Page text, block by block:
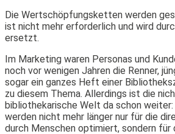
Die Wertschöpfungsketten werden
ist nicht mehr erforderlich und wird
ersetzt.
Im Marketing waren Personas und
noch vor wenigen Jahren die Renner,
sogar ein ganzes Heft einer
zu diesem Thema. Allerdings ist die
bibliothekarische Welt da schon
werden nicht mehr länger nur für die
durch Menschen optimiert, sondern für